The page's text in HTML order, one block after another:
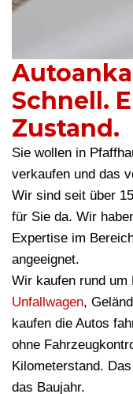
Schnell.
Zustand.
Sie wollen in
verkaufen und das
Wir sind seit über
für Sie da. Wir
Expertise im
angeeignet.
Wir kaufen rund um
Unfallwagen,
kaufen die Autos
ohne
Kilometerstand.
das Baujahr.